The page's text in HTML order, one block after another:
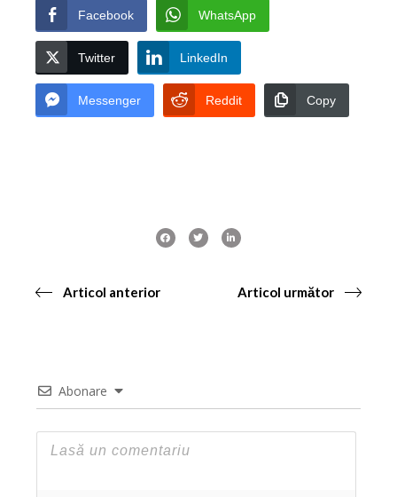
Facebook WhatsApp
Twitter LinkedIn
Messenger Reddit Copy
Articol anterior Articol următor
Abonare